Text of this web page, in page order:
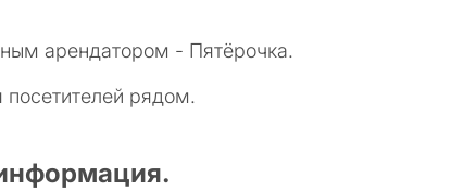
арендатором - Пятёрочка.
посетителей рядом.